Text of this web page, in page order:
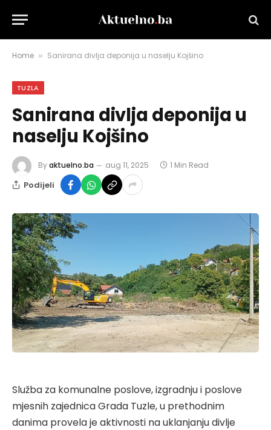
Home » Sanirana divlja deponija u naselju Kojšino
TUZLA
Sanirana divlja deponija u
naselju Kojšino
Byaktuelno.ba aug 11, 2025 1 Min Read
Podijeli
Služba za komunalne poslove, izgradnju i poslove
mjesnih zajednica Grada Tuzle, u prethodnim
danima provela je aktivnosti na uklanjanju divlje